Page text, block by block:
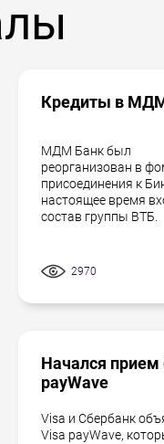
Кредиты в
МДМ Банк был
реорганизован в
присоединения к
настоящее время
состав группы ВТБ.
2970
Начался прием
payWave
Visa и Сбербанк
Visa payWave,